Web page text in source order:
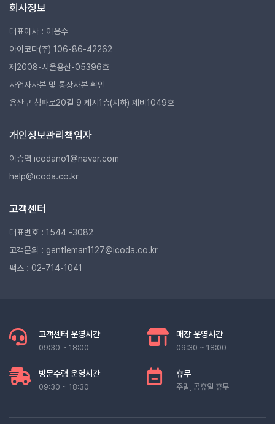
회사정보
대표이사 : 이용수
아이코다(주) 106-86-42262
제2008-서울용산-05396호
사업자사본 및 통장사본 확인
용산구 청파로20길 9 제지1층(지하) 제비1049호
개인정보관리책임자
이승엽 icodano1@naver.com
help@icoda.co.kr
고객센터
대표번호 : 1544 -3082
고객문의 : gentleman1127@icoda.co.kr
팩스 : 02-714-1041
고객센터 운영시간
09:30 ~ 18:00
매장 운영시간
09:30 ~ 18:00
방문수령 운영시간
09:30 ~ 18:30
휴무
주말, 공휴일 휴무